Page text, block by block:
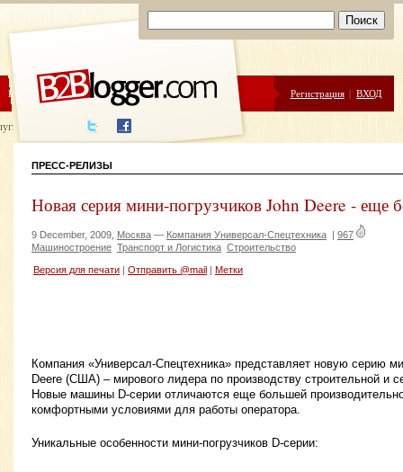
ЦЕНЫ ПОМОЩЬ Регистрация | ВХОД
написания
ПРЕСС-РЕЛИЗЫ
Новая серия мини-погрузчиков John Deere - еще
9 December, 2009, Москва — Компания Универсал-Спецтехника | 967
Машиностроение Транспорт и Логистика Строительство
Версия для печати Отправить @mail Метки
Компания «Универсал-Спецтехника» представляет новую серию
Deere (США) – мирового лидера по производству строительной и
Новые машины D-серии отличаются еще большей
комфортными условиями для работы оператора.
Уникальные особенности мини-погрузчиков D-серии: